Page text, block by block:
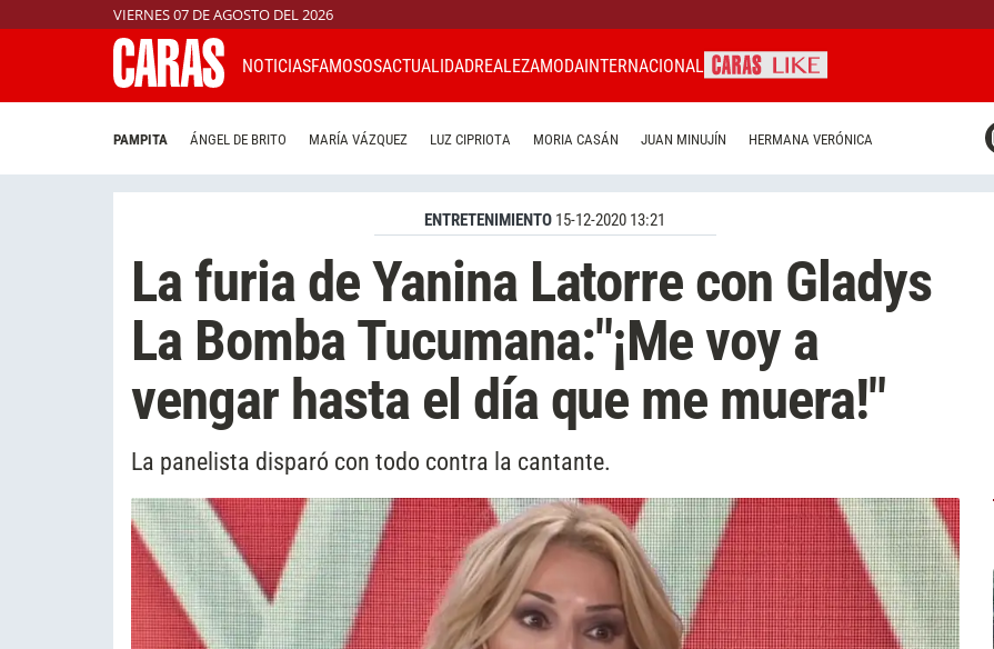
VIERNES 07 DE AGOSTO DEL 2026
NOTICIASFAMOSOSACTUALIDADREALEZAMODAINTERNACIONAL
PAMPITA ÁNGEL DE BRITO MARÍA VÁZQUEZ LUZ CIPRIOTA MORIA CASÁN JUAN MINUJÍN HERMANA VERÓNICA
ENTRETENIMIENTO 15-12-2020 13:21
La furia de Yanina Latorre con Gladys
La Bomba Tucumana:"¡Me voy a
vengar hasta el día que me muera!"
La panelista disparó con todo contra la cantante.